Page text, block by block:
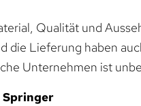
Qualität und
die Lieferung haben
Unternehmen ist